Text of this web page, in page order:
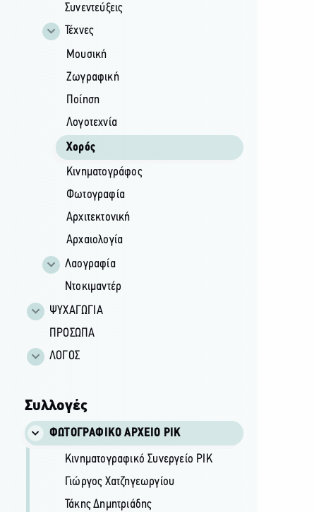
Συνεντεύξεις
Τέχνες
Μουσική
Ζωγραφική
Ποίηση
Λογοτεχνία
Χορός
Κινηματογράφος
Φωτογραφία
Αρχιτεκτονική
Αρχαιολογία
Λαογραφία
Ντοκιμαντέρ
ΨΥΧΑΓΩΓΙΑ
ΠΡΟΣΩΠΑ
ΛΟΓΟΣ
Συλλογές
ΦΩΤΟΓΡΑΦΙΚΌ ΑΡΧΕΊΟ ΡΙΚ
Κινηματογραφικό Συνεργείο ΡΙΚ
Γιώργος Χατζηγεωργίου
Τάκης Δημητριάδης